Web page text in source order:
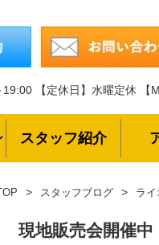
19:00 【定休日】水曜定休 【
スタッフ紹介
スタッフブログ ラ
現地販売会開催